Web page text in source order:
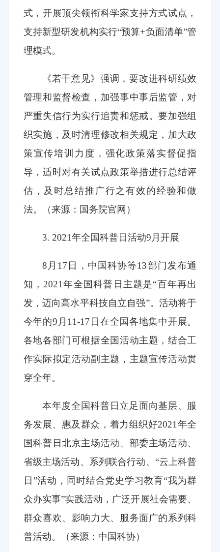
式，开展顶尖领衔科学家支持方式试点，
支持新型研发机构实行“预算+负面清单”管
理模式。
《若干意见》强调，要改进科研绩效
管理和监督检查，加强事中事后监管，对
严重失信行为实行追责和惩戒。要加强组
织实施，及时清理修改相关规定，加大政
策宣传培训力度，强化政策落实督促指
导，适时对有关试点政策举措进行总结评
估，及时总结推广行之有效的经验和做
法。
（来源：国务院官网）
3. 2021年全国科普日活动9月开展
8月17日，中国科协等13部门发布通
知，2021年全国科普日主题是“百年再出
发，迈向高水平科技自立自强”。活动将于
今年的9月11-17日在全国各地集中开展。
各地各部门可根据全国活动主题，结合工
作实际拟定活动副主题，主题宣传活动贯
穿全年。
本年度全国科普日立足面向基层、服
务发展、惠及群众，着力组织好2021年全
国科普日北京主场活动、部委主场活动、
省级主场活动、系列联合行动、“云上科普
日”活动，同时结合党史学习教育“我为群
众办实事”实践活动，广泛开展社会需要、
群众喜欢、影响力大、服务面广的系列科
普活动。
（来源：中国科协）